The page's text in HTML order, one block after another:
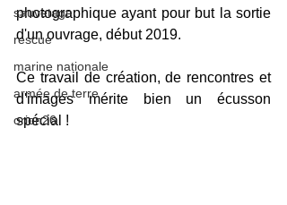
sauvetage
rescue
marine nationale
armée de terre
orion26
photographique ayant pour but la sortie
d'un ouvrage, début 2019.
​Ce travail de création, de rencontres et
d'images mérite bien un écusson
spécial !